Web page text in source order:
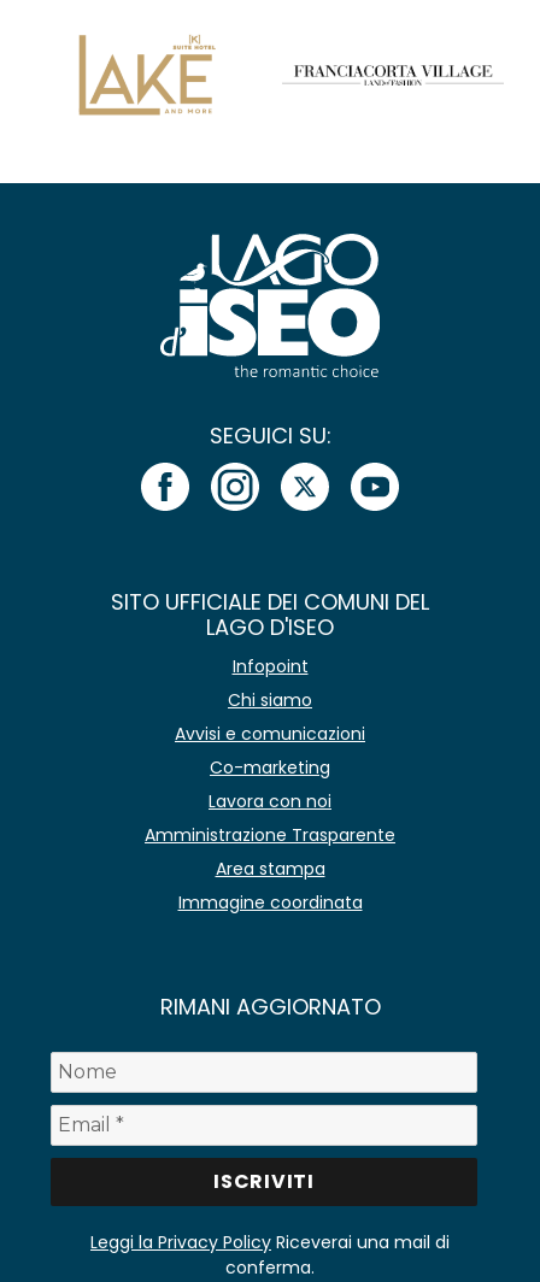
SEGUICI SU:
SITO UFFICIALE DEI COMUNI DEL
LAGO D'ISEO
Infopoint
Chi siamo
Avvisi e comunicazioni
Co-marketing
Lavora con noi
Amministrazione Trasparente
Area stampa
Immagine coordinata
RIMANI AGGIORNATO
Leggi la Privacy Policy Riceverai una mail di
conferma.